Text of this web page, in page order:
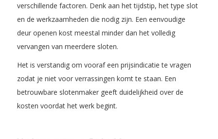
verschillende factoren. Denk aan het tijdstip, het type slot
en de werkzaamheden die nodig zijn. Een eenvoudige
deur openen kost meestal minder dan het volledig
vervangen van meerdere sloten.
Het is verstandig om vooraf een prijsindicatie te vragen
zodat je niet voor verrassingen komt te staan. Een
betrouwbare slotenmaker geeft duidelijkheid over de
kosten voordat het werk begint.